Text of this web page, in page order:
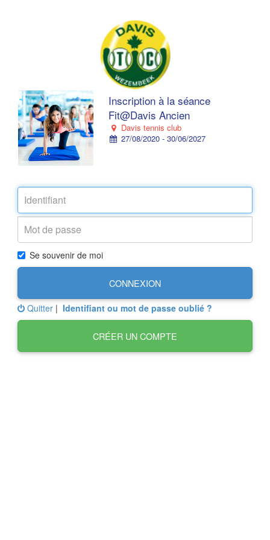
Inscription à la séance
Fit@Davis Ancien
Davis tennis club
27/08/2020 - 30/06/2027
Se souvenir de moi
CONNEXION
Quitter | Identifiant ou mot de passe oublié ?
CRÉER UN COMPTE